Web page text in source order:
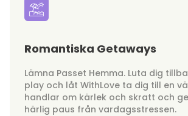
Romantiska Getaways
Lämna Passet Hemma. Luta dig
play och låt WithLove ta dig till en
handlar om kärlek och skratt och
härlig paus från vardagsstressen.